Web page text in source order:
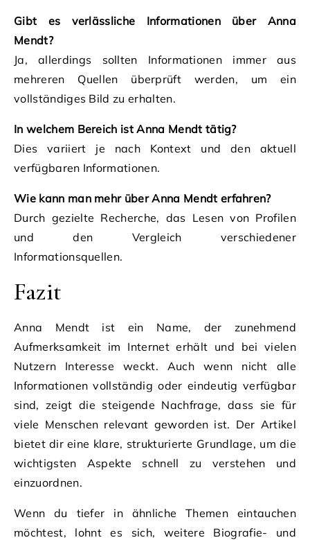
Gibt es verlässliche Informationen über Anna
Mendt?
Ja, allerdings sollten Informationen immer aus
mehreren Quellen überprüft werden, um ein
vollständiges Bild zu erhalten.
In welchem Bereich ist Anna Mendt tätig?
Dies variiert je nach Kontext und den aktuell
verfügbaren Informationen.
Wie kann man mehr über Anna Mendt erfahren?
Durch gezielte Recherche, das Lesen von Profilen
und den Vergleich verschiedener
Informationsquellen.
Fazit
Anna Mendt ist ein Name, der zunehmend
Aufmerksamkeit im Internet erhält und bei vielen
Nutzern Interesse weckt. Auch wenn nicht alle
Informationen vollständig oder eindeutig verfügbar
sind, zeigt die steigende Nachfrage, dass sie für
viele Menschen relevant geworden ist. Der Artikel
bietet dir eine klare, strukturierte Grundlage, um die
wichtigsten Aspekte schnell zu verstehen und
einzuordnen.
Wenn du tiefer in ähnliche Themen eintauchen
möchtest, lohnt es sich, weitere Biografie- und